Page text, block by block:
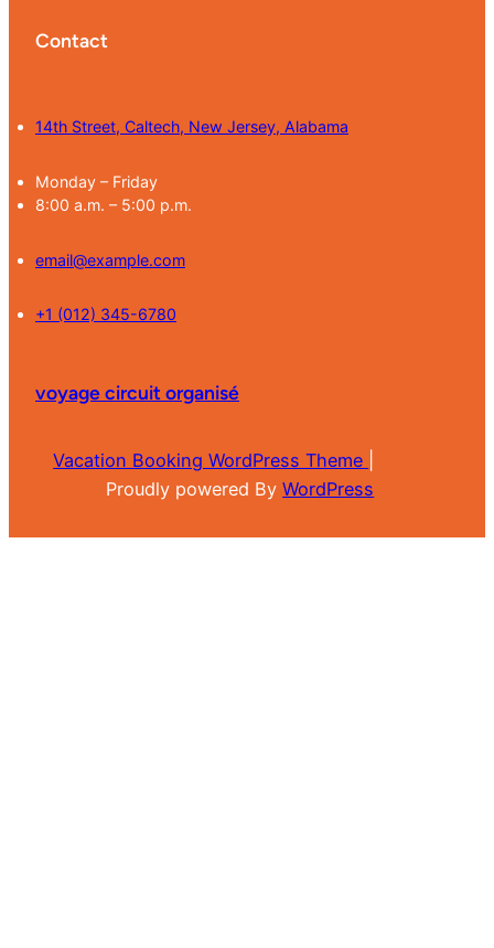
Contact
14th Street, Caltech, New Jersey, Alabama
Monday – Friday
8:00 a.m. – 5:00 p.m.
email@example.com
+1 (012) 345-6780
voyage circuit organisé
Vacation Booking WordPress Theme
Proudly powered ByWordPress